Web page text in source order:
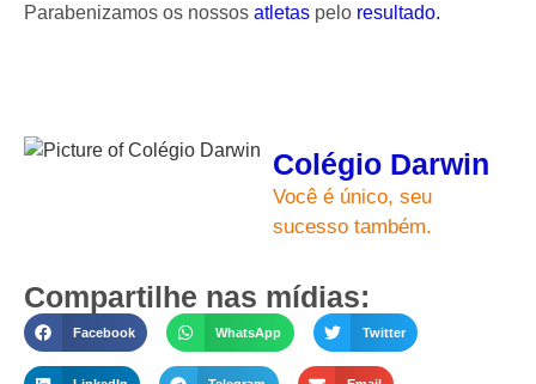
Parabenizamos os nossos atletas pelo resultado.
Colégio Darwin
Você é único, seu
sucesso também.
Compartilhe nas mídias:
Facebook WhatsApp Twitter